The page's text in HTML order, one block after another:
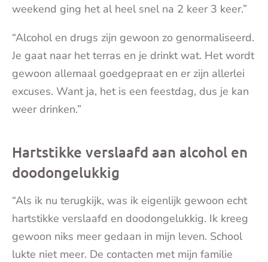
weekend ging het al heel snel na 2 keer 3 keer.”
“Alcohol en drugs zijn gewoon zo genormaliseerd.
Je gaat naar het terras en je drinkt wat. Het wordt
gewoon allemaal goedgepraat en er zijn allerlei
excuses. Want ja, het is een feestdag, dus je kan
weer drinken.”
Hartstikke verslaafd aan alcohol en
doodongelukkig
“Als ik nu terugkijk, was ik eigenlijk gewoon echt
hartstikke verslaafd en doodongelukkig. Ik kreeg
gewoon niks meer gedaan in mijn leven. School
lukte niet meer. De contacten met mijn familie